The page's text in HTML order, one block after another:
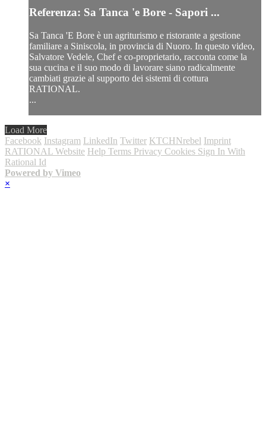
Referenza: Sa Tanca 'e Bore - Sapori ...
Sa Tanca 'E Bore è un agriturismo e ristorante a gestione
familiare a Siniscola, in provincia di Nuoro. In questo video,
Salvatore Vedele, Chef e co-proprietario, racconta come la
sua cucina e il suo modo di lavorare siano radicalmente
cambiati grazie al supporto dei sistemi di cottura
RATIONAL.
...
Load More
Facebook Instagram LinkedIn Twitter KTCHNrebel Imprint
RATIONAL Website Help Terms Privacy Cookies Sign In With
Rational Id
Powered by Vimeo
×